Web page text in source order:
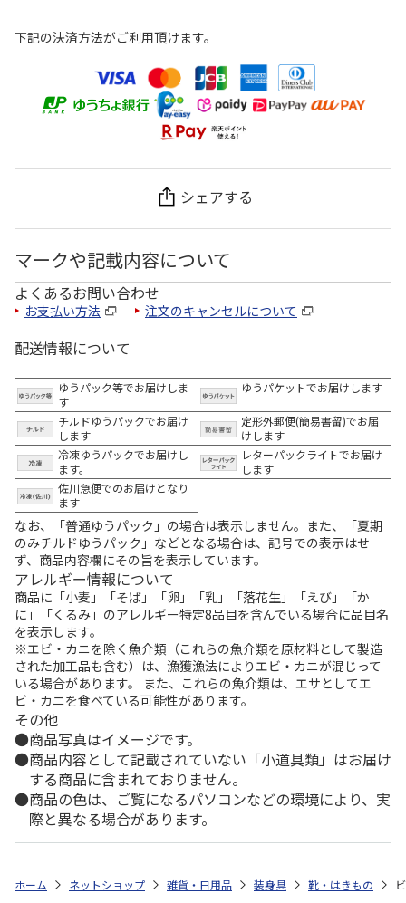
下記の決済方法がご利用頂けます。
シェアする
マークや記載内容について
よくあるお問い合わせ
お支払い方法 注文のキャンセルについて
配送情報について
ゆうパック等でお届けしま
す
ゆうパケットでお届けします
チルドゆうパックでお届け
します
定形外郵便(簡易書留)でお届
けします
冷凍ゆうパックでお届けし
ます。
レターパックライトでお届け
します
佐川急便でのお届けとなり
ます
なお、「普通ゆうパック」の場合は表示しません。また、「夏期
のみチルドゆうパック」などとなる場合は、記号での表示はせ
ず、商品内容欄にその旨を表示しています。
アレルギー情報について
商品に「小麦」「そば」「卵」「乳」「落花生」「えび」「か
に」「くるみ」のアレルギー特定8品目を含んでいる場合に品目名
を表示します。
※エビ・カニを除く魚介類（これらの魚介類を原材料として製造
された加工品も含む）は、漁獲漁法によりエビ・カニが混じって
いる場合があります。 また、これらの魚介類は、エサとしてエ
ビ・カニを食べている可能性があります。
その他
商品写真はイメージです。
商品内容として記載されていない「小道具類」はお届け
する商品に含まれておりません。
商品の色は、ご覧になるパソコンなどの環境により、実
際と異なる場合があります。
ホーム ネットショップ 雑貨・日用品 装身具 靴・はきもの